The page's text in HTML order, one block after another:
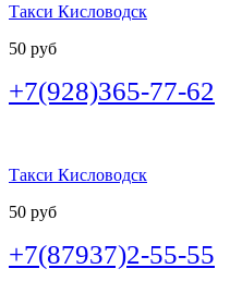
Такси Кисловодск
50 руб
+7(928)365-77-62
Такси Кисловодск
50 руб
+7(87937)2-55-55